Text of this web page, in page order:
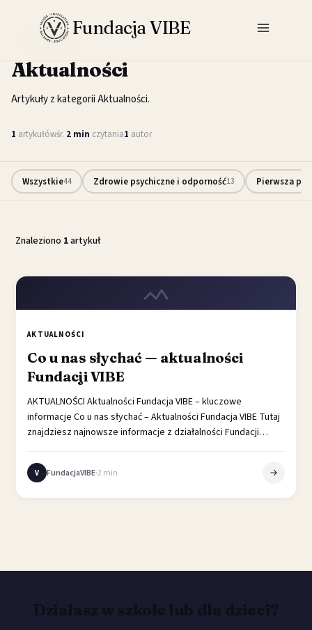
Fundacja VIBE
KATEGORIA
Aktualności
Artykuły z kategorii Aktualności.
1 artykułówśr. 2 min czytania1 autor
Wszystkie44 Zdrowie psychiczne i odporność13 Pierwsza
Znaleziono 1artykuł
AKTUALNOŚCI
Co u nas słychać — aktualności
Fundacji VIBE
AKTUALNOŚCI Aktualności Fundacja VIBE – kluczowe
informacje Co u nas słychać – Aktualności Fundacja VIBE Tutaj
znajdziesz najnowsze informacje z działalności Fundacji…
V FundacjaVIBE2 min
Działasz w szkole lub dla dzieci?